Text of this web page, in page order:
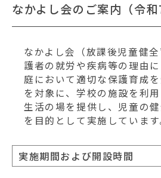
なかよし会のご案内（令和
なかよし会（放課後児童健
護者の就労や疾病等の理由
庭において適切な保護育成
を対象に、学校の施設を利
生活の場を提供し、児童の
を目的として実施しています
実施期間および開設時間